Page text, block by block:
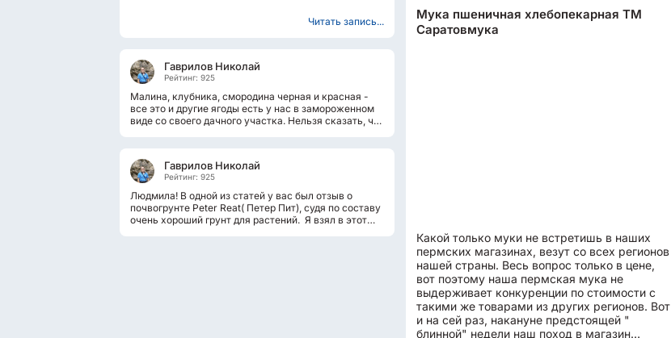
Читать запись...
Гаврилов Николай
Рейтинг: 925
Малина, клубника, смородина черная и красная -
все это и другие ягоды есть у нас в замороженном
виде со своего дачного участка. Нельзя сказать, что
Гаврилов Николай
Рейтинг: 925
Людмила! В одной из статей у вас был отзыв о
почвогрунте Peter Reat( Петер Пит), судя по составу
очень хороший грунт для растений. Я взял в этот
Мука пшеничная хлебопекарная ТМ
Саратовмука
Какой только муки не встретишь в наших
пермских магазинах, везут со всех регионов
нашей страны. Весь вопрос только в цене,
вот поэтому наша пермская мука не
выдерживает конкуренции по стоимости с
такими же товарами из других регионов. Вот
и на сей раз, накануне предстоящей "
блинной" недели наш поход в магазин